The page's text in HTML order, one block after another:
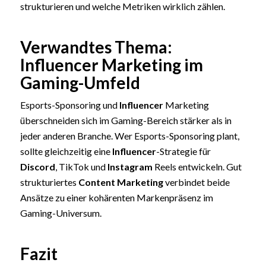
strukturieren und welche Metriken wirklich zählen.
Verwandtes Thema:
Influencer Marketing im
Gaming-Umfeld
Esports-Sponsoring und InfluencerMarketing
überschneiden sich im Gaming-Bereich stärker als in
jeder anderen Branche. Wer Esports-Sponsoring plant,
sollte gleichzeitig eine Influencer-Strategie für
Discord, TikTok und Instagram Reels entwickeln. Gut
strukturiertes Content Marketingverbindet beide
Ansätze zu einer kohärenten Markenpräsenz im
Gaming-Universum.
Fazit